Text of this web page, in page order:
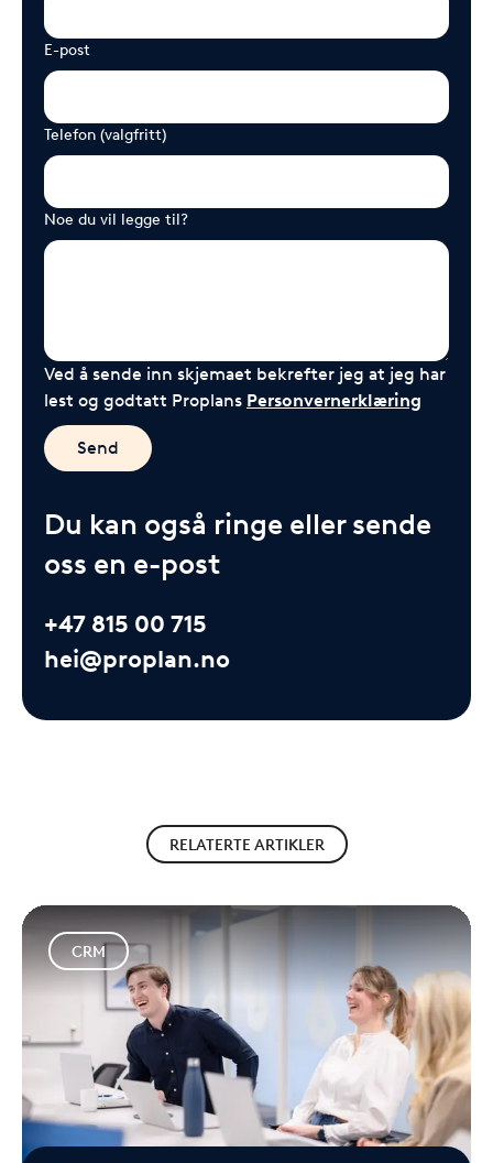
E-post
Telefon (valgfritt)
Noe du vil legge til?
Ved å sende inn skjemaet bekrefter jeg at jeg har
lest og godtatt Proplans Personvernerklæring
Send
Du kan også ringe eller sende
oss en e-post
+47 815 00 715
hei@proplan.no
RELATERTE ARTIKLER
CRM